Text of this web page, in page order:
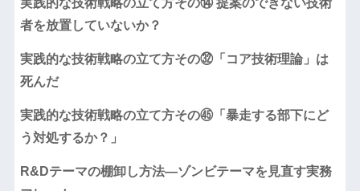
者を放置していないか？
実践的な技術戦略の立て方その㉜「コア技術理論」は
死んだ
実践的な技術戦略の立て方その㊺「暴走する部下にど
う対処するか？」
R&Dテーマの棚卸し方法―ゾンビテーマを見直す実務